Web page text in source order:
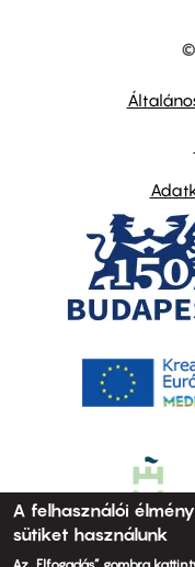
©
A felhasználói
sütiket használunk